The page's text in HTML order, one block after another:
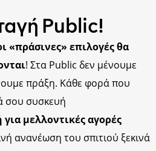
Public!
«πράσινες» επιλογές θα
! Στα Public δεν μένουμε
πράξη. Κάθε φορά που
σου συσκευή
μελλοντικές αγορές
ανανέωση του σπιτιού ξεκινά